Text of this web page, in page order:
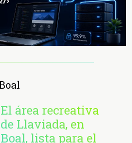
El área recreativa
de Llaviada, en
Boal, lista para el